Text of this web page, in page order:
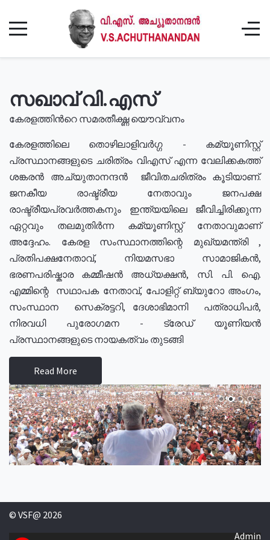
സഖാവ് വി.എസ്
കേരളത്തിൻറെ സമരതീക്ഷ്ണ യൌവ്വനം
കേരളത്തിലെ തൊഴിലാളിവർഗ്ഗ - കമ്യൂണിസ്റ്റ്
പ്രസ്ഥാനങ്ങളുടെ ചരിത്രം വിഎസ് എന്ന വേലിക്കകത്ത്
ശങ്കരൻ അച്യുതാനന്ദൻ ജീവിതചരിത്രം കൂടിയാണ്.
ജനകീയ രാഷ്ട്രീയ നേതാവും ജനപക്ഷ
രാഷ്ട്രീയപ്രവർത്തകനും ഇന്ത്യയിലെ ജീവിച്ചിരിക്കുന്ന
ഏറ്റവും തലമുതിർന്ന കമ്യൂണിസ്റ്റ് നേതാവുമാണ്
അദ്ദേഹം. കേരള സംസ്ഥാനത്തിന്റെ മുഖ്യമന്ത്രി ,
പ്രതിപക്ഷനേതാവ്, നിയമസഭാ സാമാജികൻ,
ഭരണപരിഷ്കാര കമ്മീഷൻ അധ്യക്ഷൻ, സി. പി. ഐ.
എമ്മിന്റെ സഥാപക നേതാവ്, പോളിറ്റ് ബ്യുറോ അംഗം,
സംസ്ഥാന സെക്രട്ടറി, ദേശാഭിമാനി പത്രാധിപർ,
നിരവധി പുരോഗമന - ട്രേഡ് യൂണിയൻ
പ്രസ്ഥാനങ്ങളുടെ നായകത്വം തുടങ്ങി
Read More
© VSF@ 2026
Admin